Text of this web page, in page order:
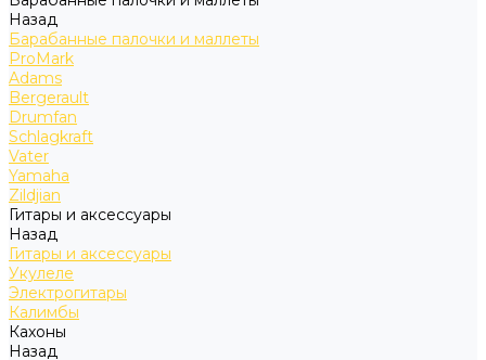
Назад
Барабанные палочки и маллеты
ProMark
Adams
Bergerault
Drumfan
Schlagkraft
Vater
Yamaha
Zildjian
Гитары и аксессуары
Назад
Гитары и аксессуары
Укулеле
Электрогитары
Калимбы
Кахоны
Назад